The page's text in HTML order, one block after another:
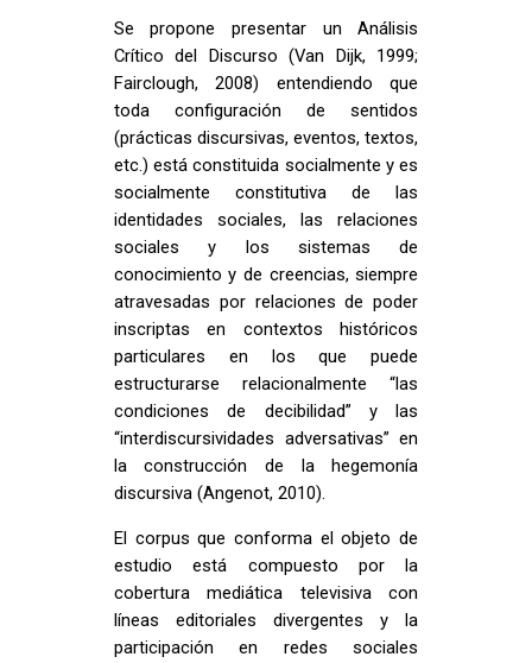
Se propone presentar un Análisis
Crítico del Discurso (Van Dijk, 1999;
Fairclough, 2008) entendiendo que
toda configuración de sentidos
(prácticas discursivas, eventos, textos,
etc.) está constituida socialmente y es
socialmente constitutiva de las
identidades sociales, las relaciones
sociales y los sistemas de
conocimiento y de creencias, siempre
atravesadas por relaciones de poder
inscriptas en contextos históricos
particulares en los que puede
estructurarse relacionalmente “las
condiciones de decibilidad” y las
“interdiscursividades adversativas” en
la construcción de la hegemonía
discursiva (Angenot, 2010).
El corpus que conforma el objeto de
estudio está compuesto por la
cobertura mediática televisiva con
líneas editoriales divergentes y la
participación en redes sociales